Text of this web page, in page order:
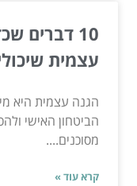
10 דברים
עצמית
הגנה עצמית היא
הביטחון האישי
מסוכנים....
קרא עוד »